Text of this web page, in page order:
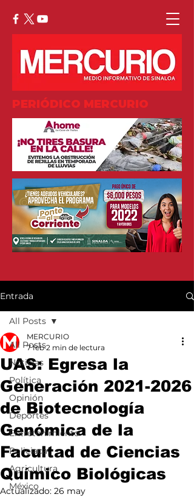
PERIÓDICO MERCURIO
Entrada
All Posts
Noticias
Política
Opinión
Deportes
Entretenimiento
Policiaca
Agricultura
México
All Posts
UAS: Egresa la
Generación 2021-2026
de Biotecnología
Genómica de la
Facultad de Ciencias
Químico Biológicas
MERCURIO
7 feb 2 min de lectura
Actualizado: 26 may